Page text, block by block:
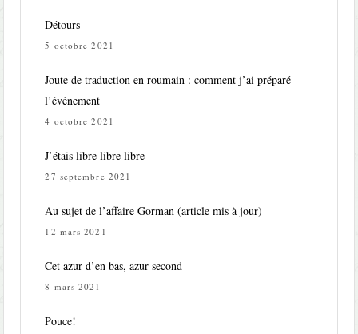
Détours
5 octobre 2021
Joute de traduction en roumain : comment j’ai préparé
l’événement
4 octobre 2021
J’étais libre libre libre
27 septembre 2021
Au sujet de l’affaire Gorman (article mis à jour)
12 mars 2021
Cet azur d’en bas, azur second
8 mars 2021
Pouce!